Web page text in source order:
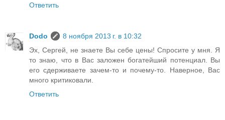
Ответить
Dodo
8 ноября 2013 г. в 10:32
Эх, Сергей, не знаете Вы себе цены! Спросите у мня. Я
то знаю, что в Вас заложен богатейший потенциал. Вы
его сдерживаете зачем-то и почему-то. Наверное, Вас
много критиковали.
Ответить